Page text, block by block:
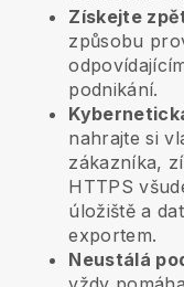
Získejte
způsobu
podnikání.
nahrajte si
zákazníka,
HTTPS
úložiště a
exportem.
Neustálá